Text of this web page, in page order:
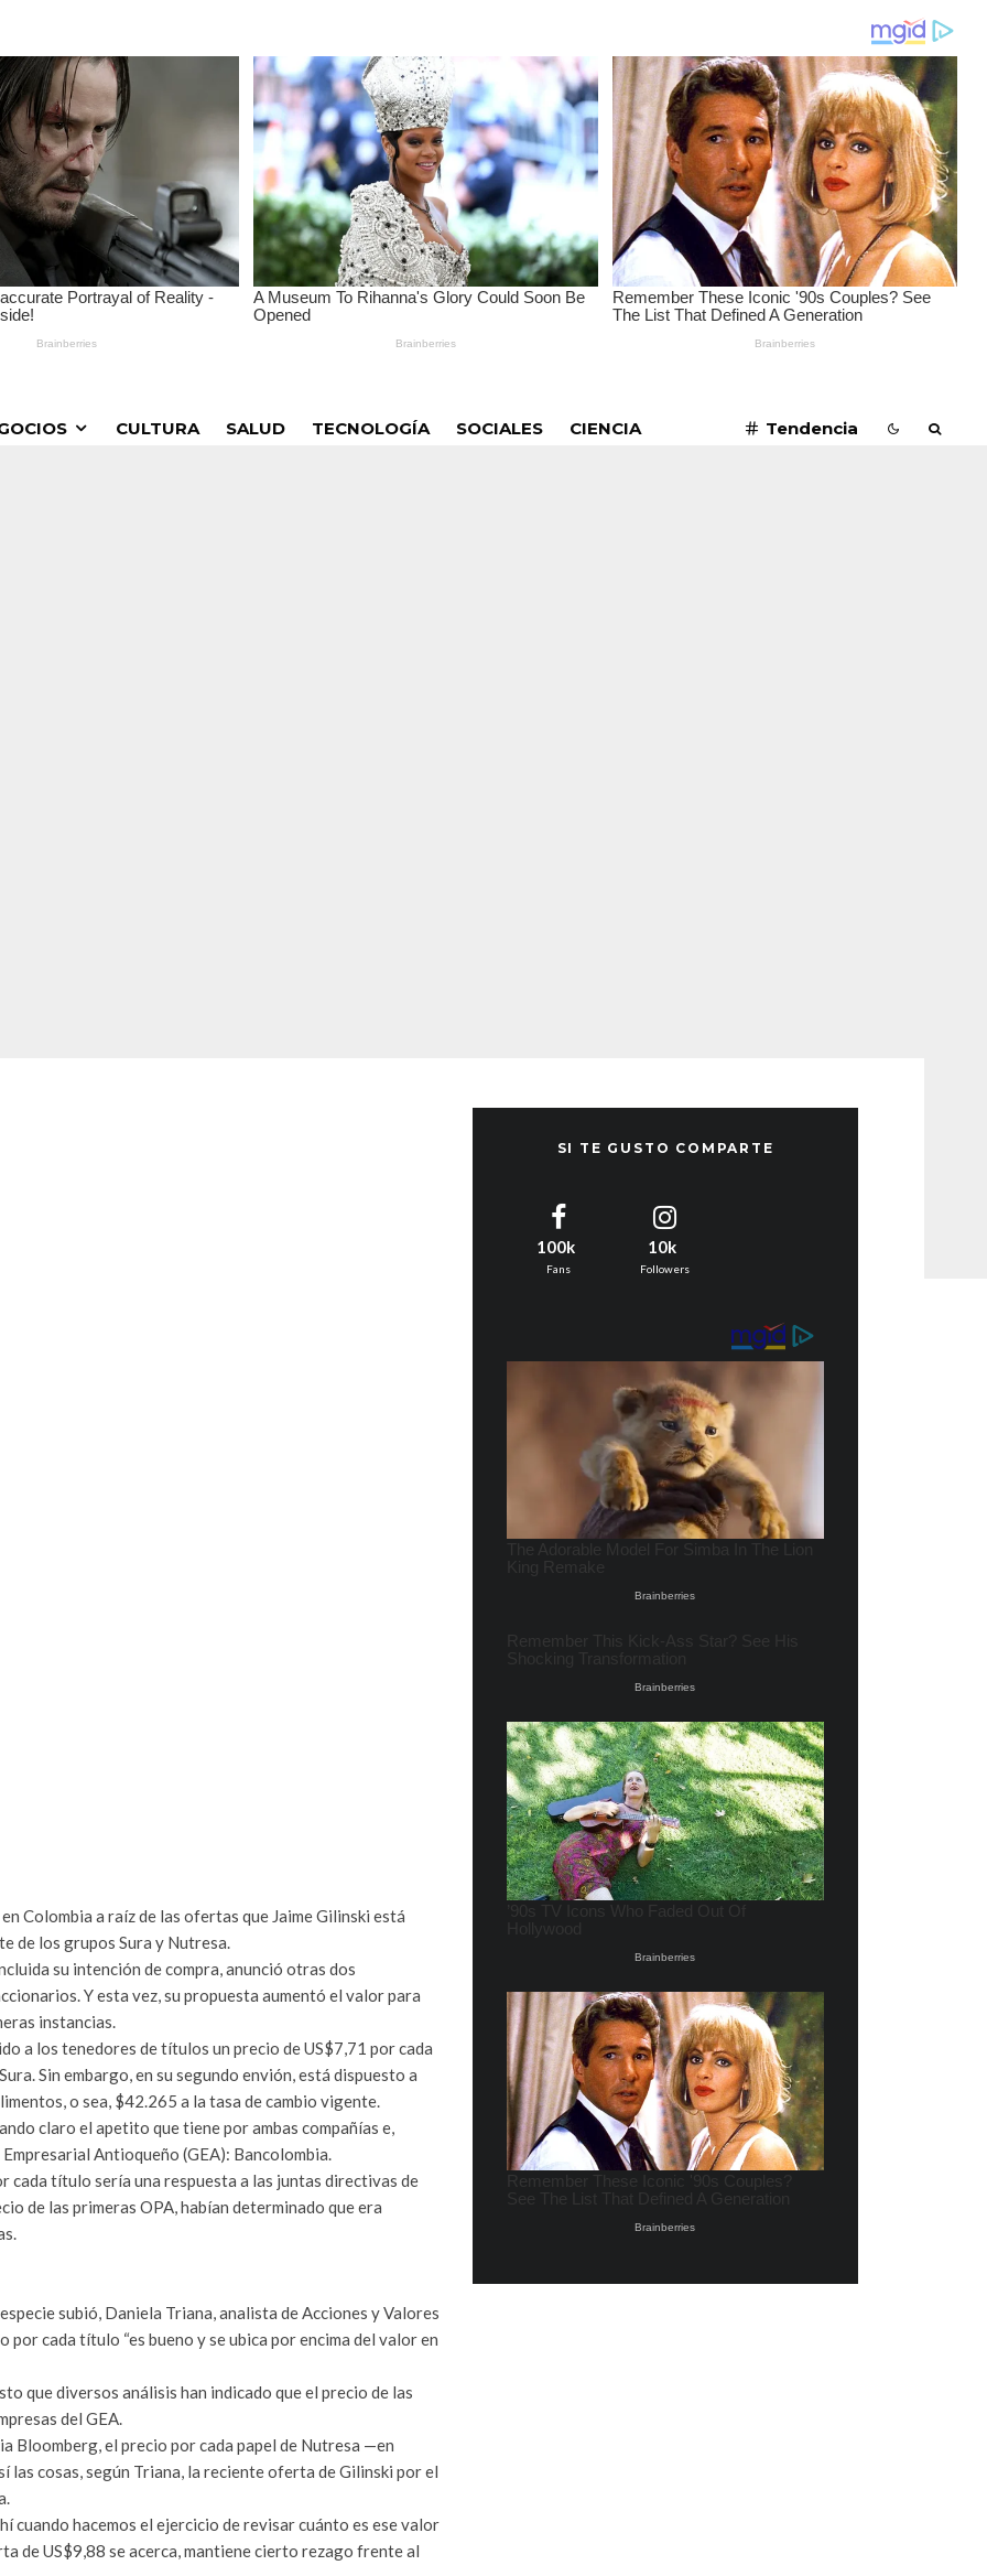
CULTURA SALUD TECNOLOGÍA SOCIALES CIENCIA Tendencia
Colombia a raíz de las ofertas que Jaime Gilinski está
de los grupos Sura y Nutresa.
su intención de compra, anunció otras dos
Y esta vez, su propuesta aumentó el valor para
instancias.
a los tenedores de títulos un precio de US$7,71 por cada
Sin embargo, en su segundo envión, está dispuesto a
o sea, $42.265 a la tasa de cambio vigente.
claro el apetito que tiene por ambas compañías e,
Antioqueño (GEA): Bancolombia.
título sería una respuesta a las juntas directivas de
de las primeras OPA, habían determinado que era
subió, Daniela Triana, analista de Acciones y Valores
por cada título “es bueno y se ubica por encima del valor en
que diversos análisis han indicado que el precio de las
del GEA.
Bloomberg, el precio por cada papel de Nutresa —en
cosas, según Triana, la reciente oferta de Gilinski por el
cuando hacemos el ejercicio de revisar cuánto es ese valor
de US$9,88 se acerca, mantiene cierto rezago frente al
SI TE GUSTO COMPARTE
100k
Fans
10k
Followers